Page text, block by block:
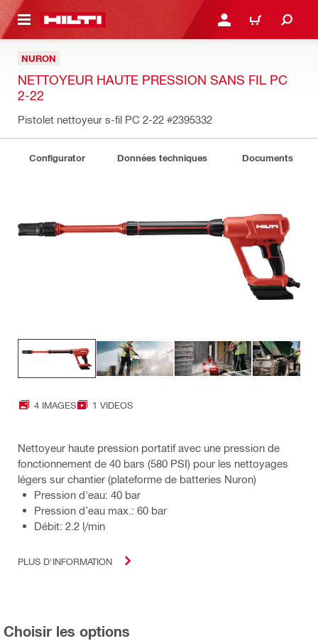
SE CONNECTER OU
PANIER
NURON
NETTOYEUR HAUTE PRESSION SANS FIL PC
2-22
Pistolet nettoyeur s-fil PC 2-22 #2395332
Configurator Données techniques Documents
4 IMAGES 1 VIDEOS
Nettoyeur haute pression portatif avec une pression de
fonctionnement de 40 bars (580 PSI) pour les nettoyages
légers sur chantier (plateforme de batteries Nuron)
Pression d'eau: 40 bar
Pression d’eau max.: 60 bar
Débit: 2.2 l/min
PLUS D'INFORMATION
Choisir les options